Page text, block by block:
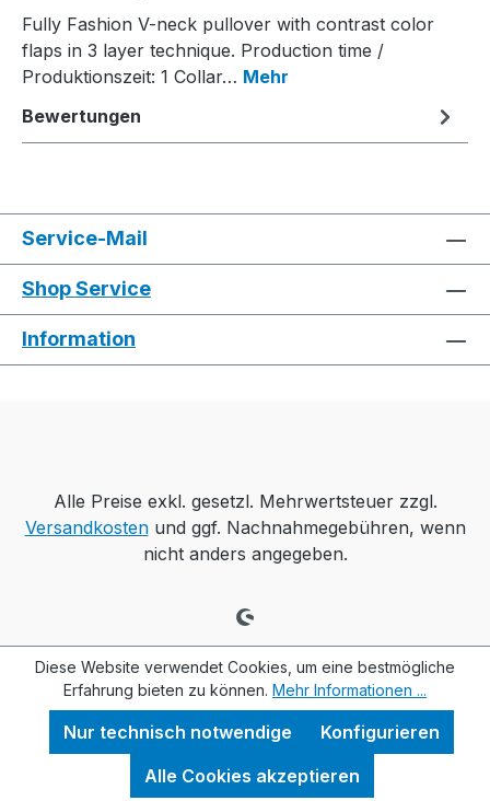
Fully Fashion V-neck pullover with contrast color
flaps in 3 layer technique. Production time /
Produktionszeit: 1 Collar… Mehr
Bewertungen
Service-Mail
Shop Service
Information
Alle Preise exkl. gesetzl. Mehrwertsteuer zzgl.
Versandkostenund ggf. Nachnahmegebühren, wenn
nicht anders angegeben.
Diese Website verwendet Cookies, um eine bestmögliche
Erfahrung bieten zu können. Mehr Informationen ...
Nur technisch notwendige
Konfigurieren
Alle Cookies akzeptieren